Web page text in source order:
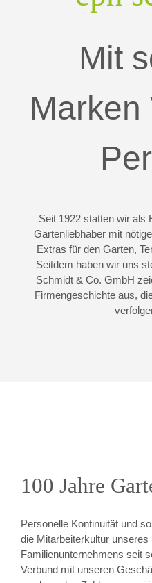
Mit
Marken
Seit 1922 statten wir als
Gartenliebhaber mit
Extras für den Garten,
Seitdem haben wir uns
Schmidt & Co. GmbH
Firmengeschichte aus,
100 Jahre
Personelle Kontinuität und
die Mitarbeiterkultur
Familienunternehmens seit
Verbund mit unseren